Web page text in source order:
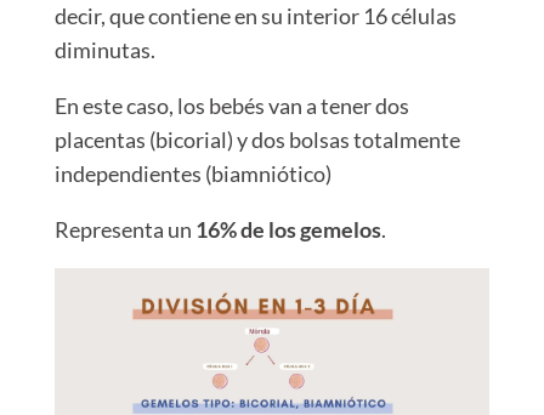
decir, que contiene en su interior 16 células
diminutas.
En este caso, los bebés van a tener dos
placentas (bicorial) y dos bolsas totalmente
independientes (biamniótico)
Representa un 16% de los gemelos.